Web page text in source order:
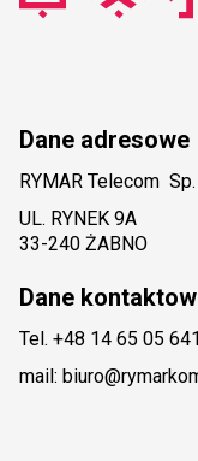
Dane adresowe
RYMAR Telecom
UL. RYNEK 9A
33-240 ŻABNO
Dane
Tel. +48 14 65 05 641
mail: